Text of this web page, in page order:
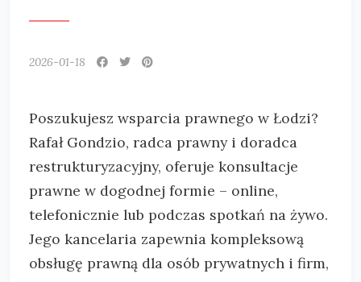
2026-01-18
Poszukujesz wsparcia prawnego w Łodzi?
Rafał Gondzio, radca prawny i doradca
restrukturyzacyjny, oferuje konsultacje
prawne w dogodnej formie – online,
telefonicznie lub podczas spotkań na żywo.
Jego kancelaria zapewnia kompleksową
obsługę prawną dla osób prywatnych i firm,